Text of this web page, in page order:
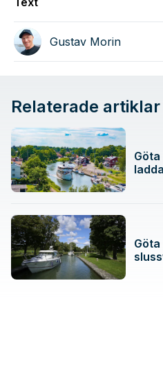
Gustav Morin
Relaterade artiklar